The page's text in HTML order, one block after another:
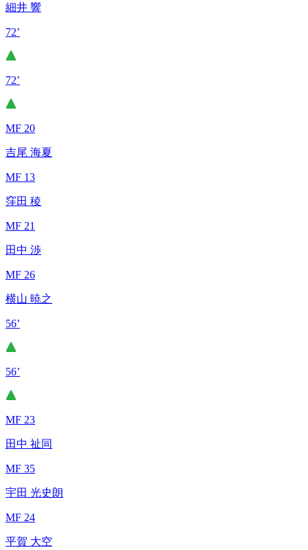
細井 響
72’
72’
MF 20
吉尾 海夏
MF 13
窪田 稜
MF 21
田中 渉
MF 26
横山 暁之
56’
56’
MF 23
田中 祉同
MF 35
宇田 光史朗
MF 24
平賀 大空